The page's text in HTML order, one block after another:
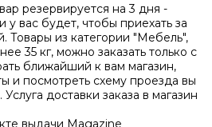
резервируется на 3 дня -
вас будет, чтобы приехать за
Товары из категории "Мебель",
35 кг, можно заказать только с
ближайший к вам магазин,
и посмотреть схему проезда вы
доставки заказа в магазин
выдачи Magazine